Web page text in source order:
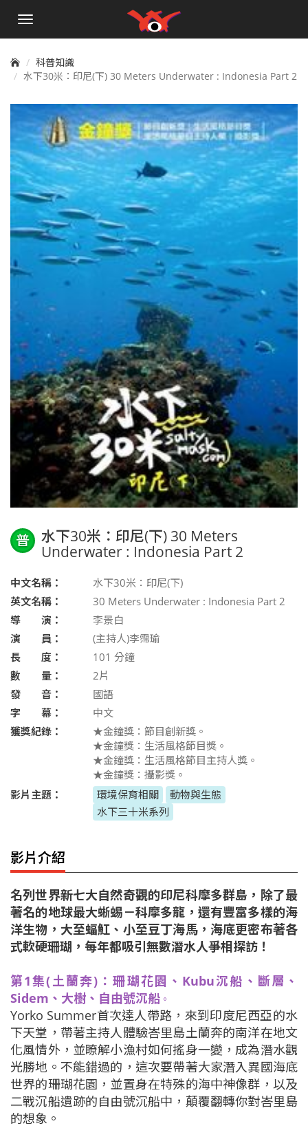
手
單
科普知識
水下30米：印尼(下) 30 Meters Underwater : Indonesia Part 2
普
水下30米：印尼(下) 30 Meters
Underwater : Indonesia Part 2
中文名稱：
水下30米：印尼(下)
英文名稱：
30 Meters Underwater : Indonesia Part 2
導 演：
李景白
演 員：
(主持人)李霈瑜
長 度：
101 分鐘
數 量：
2片
發 音：
國語
字 幕：
中文
獲獎紀錄：
★金鐘獎：節目創新獎。
★金鐘獎：生活風格節目獎。
★金鐘獎：生活風格節目主持人獎。
★金鐘獎：攝影獎。
影片主題：
環境保育相關
動物與生態
水下三十米系列
影片介紹
名列世界新七大自然奇觀的印尼科摩多群島，除了最
著名的地球最大蜥蜴－科摩多龍，還有豐富多樣的海
洋生物，大至蝠魟、小至豆丁海馬，海底更密布著各
式軟硬珊瑚，每年都吸引無數潛水人爭相探訪！
第1集(土蘭奔)：珊瑚花園、Kubu沉船、斷層、
Sidem、大樹、自由號沉船 。
Yorko Summer首次達人帶路，來到印度尼西亞的水
下天堂，帶著主持人體驗峇里島土蘭奔的南洋在地文
化風情外，並瞭解小漁村如何搖身一變，成為潛水觀
光勝地。不能錯過的，這次要帶著大家潛入異國海底
世界的珊瑚花園，並置身在特殊的海中神像群，以及
二戰沉船遺跡的自由號沉船中，顛覆翻轉你對峇里島
的想象。